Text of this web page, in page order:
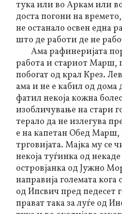
тука или во Аркам или
доста погони на
не останало освен една
што де работи де не
Ама рафинеријата
работа и стариот Марш,
побогат од крал Крез.
ама и не е кабил од дома
фатил некоја кожна
изобличување на стари
терало да не излегува
е на капетан Обед Марш,
трговијата. Мајка му се
некоја туѓинка од
островјанка од Јужно
направија големата кога
од Ипсвич пред педесет
прават така за луѓе од